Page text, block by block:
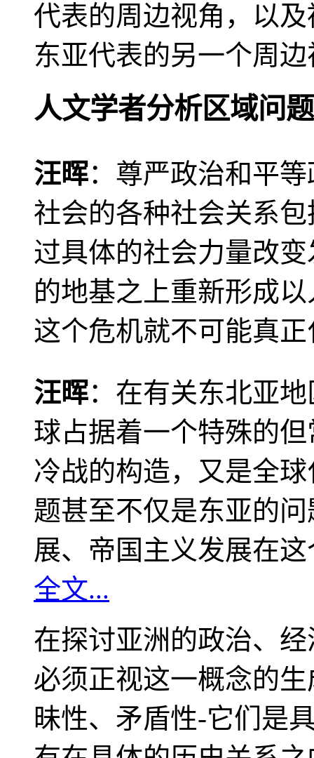
代表的周边视角，以
东亚代表的另一个周
人文学者分析区域问题
汪晖：尊严政治和平
社会的各种社会关系
过具体的社会力量改
的地基之上重新形成
这个危机就不可能真
汪晖：在有关东北亚
球占据着一个特殊的
冷战的构造，又是全
题甚至不仅是东亚的
展、帝国主义发展在
全文...
在探讨亚洲的政治、
必须正视这一概念的
昧性、矛盾性-它们是